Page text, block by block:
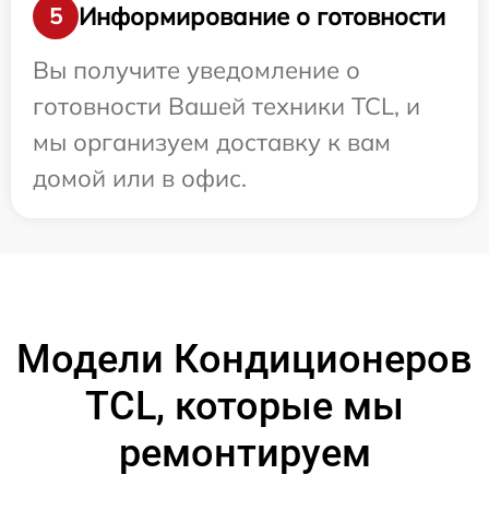
5
Информирование о готовности
Вы получите уведомление о
готовности Вашей техники TCL, и
мы организуем доставку к вам
домой или в офис.
Модели Кондиционеров
TCL, которые мы
ремонтируем